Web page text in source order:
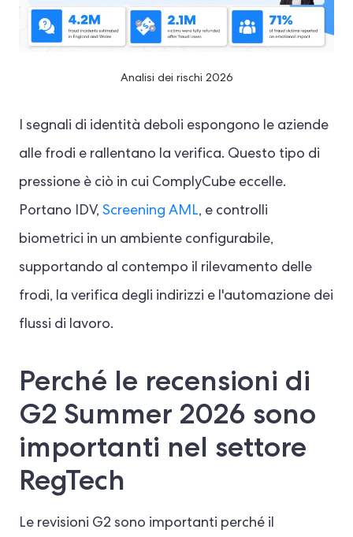
Analisi dei rischi 2026
I segnali di identità deboli espongono le aziende
alle frodi e rallentano la verifica. Questo tipo di
pressione è ciò in cui ComplyCube eccelle.
Portano IDV, Screening AML, e controlli
biometrici in un ambiente configurabile,
supportando al contempo il rilevamento delle
frodi, la verifica degli indirizzi e l'automazione dei
flussi di lavoro.
Perché le recensioni di
G2 Summer 2026 sono
importanti nel settore
RegTech
Le revisioni G2 sono importanti perché il